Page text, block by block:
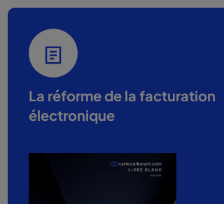
La réforme de la facturation
électronique